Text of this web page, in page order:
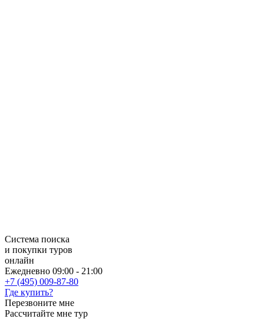
Система поиска
и покупки туров
онлайн
Ежедневно 09:00 - 21:00
+7 (495) 009-87-80
Где купить?
Перезвоните мне
Рассчитайте мне тур